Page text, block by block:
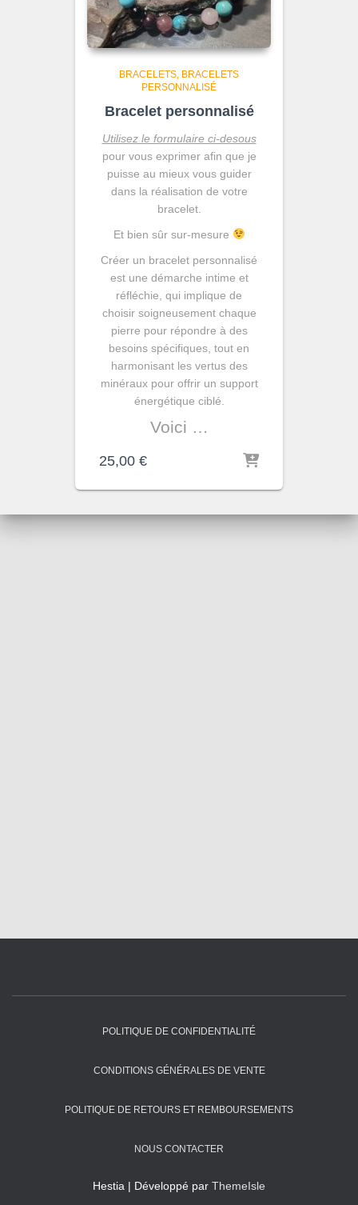
BRACELETS BRACELETS
PERSONNALISÉ
Bracelet personnalisé
Utilisez le formulaire ci-desous
pour vous exprimer afin que je
puisse au mieux vous guider
dans la réalisation de votre
bracelet.
Et bien sûr sur-mesure
Créer un bracelet personnalisé
est une démarche intime et
réfléchie, qui implique de
choisir soigneusement chaque
pierre pour répondre à des
besoins spécifiques, tout en
harmonisant les vertus des
minéraux pour offrir un support
énergétique ciblé.
Voici …
25,00 €
POLITIQUE DE CONFIDENTIALITÉ
CONDITIONS GÉNÉRALES DE VENTE
POLITIQUE DE RETOURS ET REMBOURSEMENTS
NOUS CONTACTER
Hestia | Développé par ThemeIsle